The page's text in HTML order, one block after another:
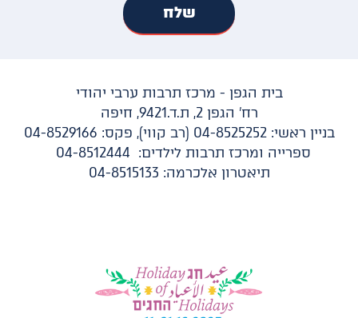
בית הגפן - מרכז תרבות ערבי יהודי
רח' הגפן 2, ת.ד.9421, חיפה
בניין ראשי: 04-8525252 (רב קווי), פקס: 04-8529166
ספרייה ומרכז תרבות לילדים: 04-8512444
תיאטרון אלכרמה: 04-8515133​